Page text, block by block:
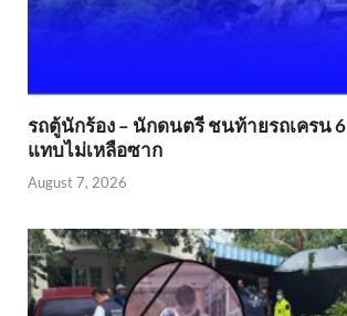
รถตู้นักร้อง – นักดนตรี ชนท้ายรถเครน
แทบไม่เหลือซาก
August 7, 2026